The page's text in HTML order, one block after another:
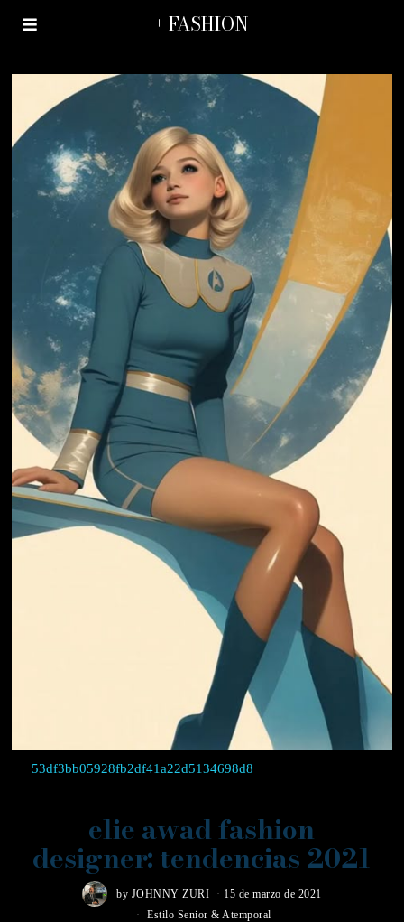
+ FASHION
53df3bb05928fb2df41a22d5134698d8
elie awad fashion
designer: tendencias 2021
by JOHNNY ZURI
15 de marzo de 2021
Estilo Senior & Atemporal